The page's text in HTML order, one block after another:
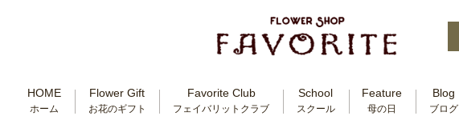
HOME
ホーム
Flower Gift
お花のギフト
Favorite Club
フェイバリットクラブ
School
スクール
Feature
母の日
Blog
ブログ